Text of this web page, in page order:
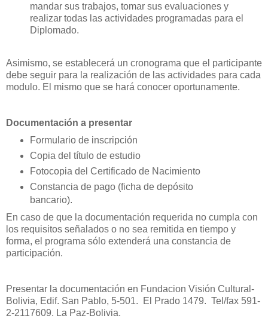
mandar sus trabajos, tomar sus evaluaciones y
realizar todas las actividades programadas para el
Diplomado.
Asimismo, se establecerá un cronograma que el participante
debe seguir para la realización de las actividades para cada
modulo. El mismo que se hará conocer oportunamente.
Documentación a presentar
Formulario de inscripción
Copia del título de estudio
Fotocopia del Certificado de Nacimiento
Constancia de pago (ficha de depósito
bancario).
En caso de que la documentación requerida no cumpla con
los requisitos señalados o no sea remitida en tiempo y
forma, el programa sólo extenderá una constancia de
participación.
Presentar la documentación en Fundacion Visión Cultural-
Bolivia, Edif. San Pablo, 5-501. El Prado 1479. Tel/fax 591-
2-2117609. La Paz-Bolivia.